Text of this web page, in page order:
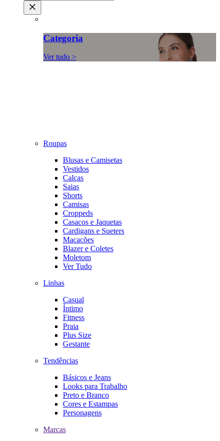
Categoria
Ver tudo >
Roupas
Blusas e Camisetas
Vestidos
Calças
Saias
Shorts
Camisas
Croppeds
Casacos e Jaquetas
Cardigans e Sueters
Macacões
Blazer e Coletes
Moletom
Ver Tudo
Linhas
Casual
Íntimo
Fitness
Praia
Plus Size
Gestante
Tendências
Básicos e Jeans
Looks para Trabalho
Preto e Branco
Cores e Estampas
Personagens
Marcas